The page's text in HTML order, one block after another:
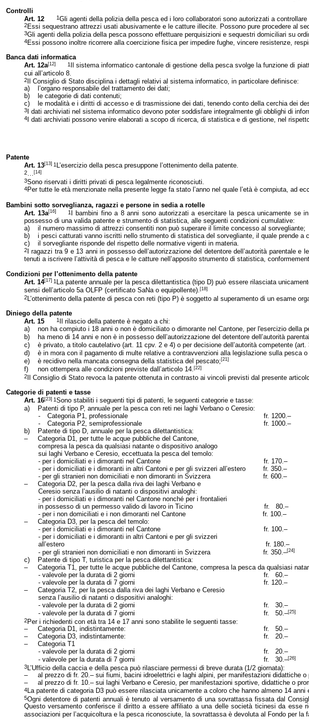
Controlli
Art. 12
1Gli agenti della polizia della pesca ed i loro collaboratori sono autorizzati a
2Essi sequestrano attrezzi usati abusivamente e le catture illecite. Possono pure procedere al
3Gli agenti della polizia della pesca possono effettuare perquisizioni e sequestri domiciliari su
4Essi possono inoltre ricorrere alla coercizione fisica per impedire fughe, vincere resistenze,
Banca dati informatica
Art. 12a[12] 1Il sistema informatico cantonale di gestione della pesca svolge la funzione di
cui all’articolo 8.
2Il Consiglio di Stato disciplina i dettagli relativi al sistema informatico, in particolare definisce:
a)
l’organo responsabile del trattamento dei dati;
b)
le categorie di dati contenuti;
c)
le modalità e i diritti di accesso e di trasmissione dei dati, tenendo conto della cerchia dei
3 I dati archiviati nel sistema informatico devono poter soddisfare integralmente gli obblighi di
4I dati archiviati possono venire elaborati a scopo di ricerca, di statistica e di gestione, nel
Patente
Art. 13[13] 1L’esercizio della pesca presuppone l’ottenimento della patente.
2…[14]
3Sono riservati i diritti privati di pesca legalmente riconosciuti.
4Per tutte le età menzionate nella presente legge fa stato l’anno nel quale l’età è compiuta, ad
Bambini sotto sorveglianza, ragazzi e persone in sedia a rotelle
Art. 13a[16] 1I bambini fino a 8 anni sono autorizzati a esercitare la pesca unicamente se
possesso di una valida patente e strumento di statistica, alle seguenti condizioni cumulative:
a)
il numero massimo di attrezzi consentiti non può superare il limite concesso al sorvegliante;
b)
i pesci catturati vanno iscritti nello strumento di statistica del sorvegliante, il quale prende a
c)
il sorvegliante risponde del rispetto delle normative vigenti in materia.
2I ragazzi tra 9 e 13 anni in possesso dell’autorizzazione del detentore dell’autorità parentale
tenuti a iscrivere l’attività di pesca e le catture nell’apposito strumento di statistica,
Condizioni per l’ottenimento della patente
Art. 14[17] 1La patente annuale per la pesca dilettantistica (tipo D) può essere rilasciata
sensi dell’articolo 5a OLFP (certificato SaNa o equipollente).[18]
2L’ottenimento della patente di pesca con reti (tipo P) è soggetto al superamento di un esame
Diniego della patente
Art. 15
1 Il rilascio della patente è negato a chi:
a)
non ha compiuto i 18 anni o non è domiciliato o dimorante nel Cantone, per l'esercizio della
b)
ha meno di 14 anni e non è in possesso dell’autorizzazione del detentore dell’autorità
c) è privato, a titolo cautelativo (art. 11 cpv. 2 e 4) o per decisione dell’autorità competente
d)
è in mora con il pagamento di multe relative a contravvenzioni alla legislazione sulla pesca
e)
è recidivo nella mancata consegna della statistica del pescato; [21]
f) non ottempera alle condizioni previste dall’articolo 14.[22]
2Il Consiglio di Stato revoca la patente ottenuta in contrasto ai vincoli previsti dal presente
Categorie di patenti e tasse
Art. 16[23] 1Sono stabiliti i seguenti tipi di patenti, le seguenti categorie e tasse:
a)
Patenti di tipo P, annuale per la pesca con reti nei laghi Verbano o Ceresio:
-
Categoria P1, professionale
fr. 1200.–
-
Categoria P2, semiprofessionale
fr. 1000.–
b)
Patente di tipo D, annuale per la pesca dilettantistica:
–
Categoria D1, per tutte le acque pubbliche del Cantone,
compresa la pesca da qualsiasi natante o dispositivo analogo
sui laghi Verbano e Ceresio, eccettuata la pesca del temolo:
- per i domiciliati e i dimoranti nel Cantone
fr. 170.–
- per i domiciliati e i dimoranti in altri Cantoni e per gli svizzeri all’estero
fr. 350.–
- per gli stranieri non domiciliati e non dimoranti in Svizzera
fr. 600.–
–
Categoria D2, per la pesca dalla riva dei laghi Verbano e
Ceresio senza l’ausilio di natanti o dispositivi analoghi:
- per i domiciliati e i dimoranti nel Cantone nonché per i frontalieri
in possesso di un permesso valido di lavoro in Ticino
fr. 80.–
- per i non domiciliati e i non dimoranti nel Cantone
fr. 100.–
–
Categoria D3, per la pesca del temolo:
- per i domiciliati e i dimoranti nel Cantone
fr. 100.–
- per i domiciliati e i dimoranti in altri Cantoni e per gli svizzeri
all’estero
fr. 180.–
- per gli stranieri non domiciliati e non dimoranti in Svizzera
fr. 350.–[24]
c)
Patente di tipo T, turistica per la pesca dilettantistica:
–
Categoria T1, per tutte le acque pubbliche del Cantone, compresa la pesca da qualsiasi
- valevole per la durata di 2 giorni
fr. 60.–
- valevole per la durata di 7 giorni
fr. 120.–
–
Categoria T2, per la pesca dalla riva dei laghi Verbano e Ceresio
senza l’ausilio di natanti o dispositivi analoghi:
- valevole per la durata di 2 giorni
fr. 30.–
- valevole per la durata di 7 giorni
fr. 50.–[25]
2Per i richiedenti con età tra 14 e 17 anni sono stabilite le seguenti tasse:
–
Categoria D1, indistintamente:
fr. 50.–
–
Categoria D3, indistintamente:
fr. 20.–
–
Categoria T1
- valevole per la durata di 2 giorni
fr. 20.–
- valevole per la durata di 7 giorni
fr. 30.–[26]
3L’Ufficio della caccia e della pesca può rilasciare permessi di breve durata (1/2 giornata):
–
al prezzo di fr. 20.– sui fiumi, bacini idroelettrici e laghi alpini, per manifestazioni didattiche o
–
al prezzo di fr. 10.– sui laghi Verbano e Ceresio, per manifestazioni sportive, didattiche o
4La patente di categoria D3 può essere rilasciata unicamente a coloro che hanno almeno 14
5Ogni detentore di patenti annuali è tenuto al versamento di una sovrattassa fissata dal
Questo versamento conferisce il diritto a essere affiliato a una delle società ticinesi da
associazioni per l’acquicoltura e la pesca riconosciute, la sovrattassa è devoluta al Fondo per la